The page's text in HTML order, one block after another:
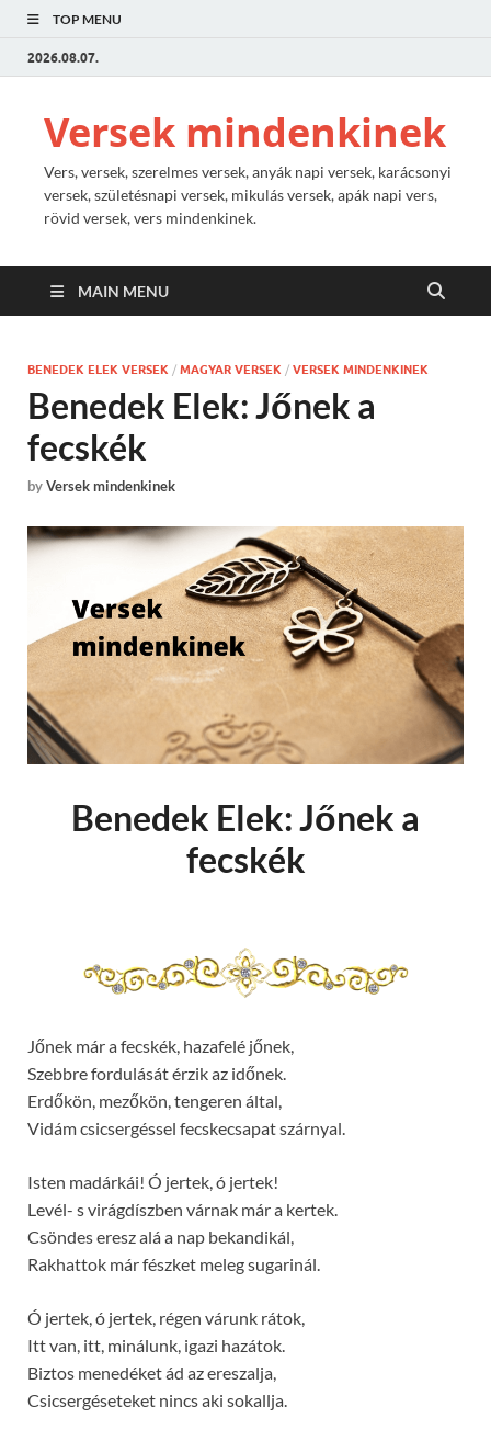
TOP MENU
2026.08.07.
Versek mindenkinek
Vers, versek, szerelmes versek, anyák napi versek, karácsonyi
versek, születésnapi versek, mikulás versek, apák napi vers,
rövid versek, vers mindenkinek.
MAIN MENU
BENEDEK ELEK VERSEK / MAGYAR VERSEK / VERSEK MINDENKINEK
Benedek Elek: Jőnek a
fecskék
byVersek mindenkinek
Benedek Elek: Jőnek a
fecskék
Jőnek már a fecskék, hazafelé jőnek,
Szebbre fordulását érzik az időnek.
Erdőkön, mezőkön, tengeren által,
Vidám csicsergéssel fecskecsapat szárnyal.
Isten madárkái! Ó jertek, ó jertek!
Levél- s virágdíszben várnak már a kertek.
Csöndes eresz alá a nap bekandikál,
Rakhattok már fészket meleg sugarinál.
Ó jertek, ó jertek, régen várunk rátok,
Itt van, itt, minálunk, igazi hazátok.
Biztos menedéket ád az ereszalja,
Csicsergéseteket nincs aki sokallja.